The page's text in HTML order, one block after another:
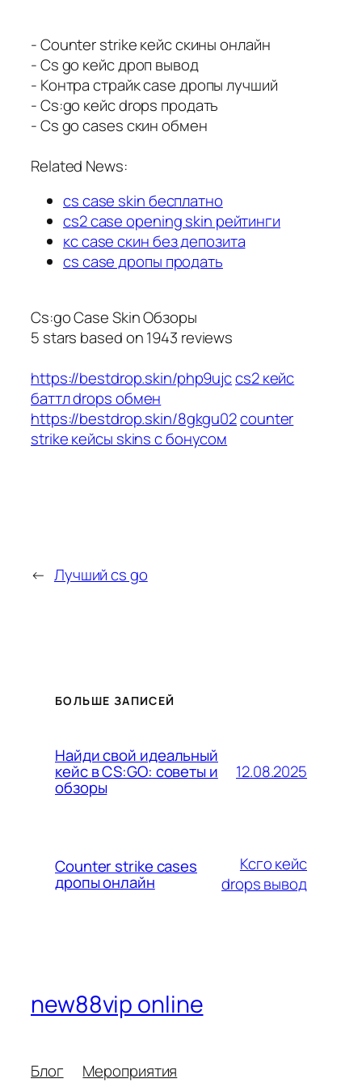
- Counter strike кейс скины онлайн
- Cs go кейс дроп вывод
- Контра страйк case дропы лучший
- Cs:go кейс drops продать
- Cs go cases скин обмен
Related News:
cs case skin бесплатно
cs2 case opening skin рейтинги
кс case скин без депозита
cs case дропы продать
Cs:go Case Skin Обзоры
5 stars based on1943 reviews
https://bestdrop.skin/php9ujccs2 кейс
баттл drops обмен
https://bestdrop.skin/8gkgu02counter
strike кейсы skins с бонусом
← Лучший cs go
БОЛЬШЕ ЗАПИСЕЙ
Найди свой идеальный
кейс в CS:GO: советы и
обзоры
12.08.2025
Counter strike cases
дропы онлайн
Ксго кейс
drops вывод
new88vip online
Блог
Мероприятия